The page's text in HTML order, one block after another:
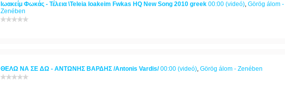
Ιωακείμ Φωκάς - Τέλεια \Teleia Ioakeim Fwkas HQ New Song 2010 greek 00:00 (videó), Görög álom -
Zenében
ΘΕΛΩ ΝΑ ΣΕ ΔΩ - ΑΝΤΩΝΗΣ ΒΑΡΔΗΣ /Antonis Vardis/00:00 (videó), Görög álom - Zenében